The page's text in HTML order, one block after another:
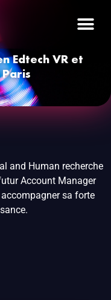
Edtech VR et
and Human recherche
Account Manager
sa forte